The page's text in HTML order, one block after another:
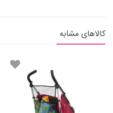
کالاهای مشابه